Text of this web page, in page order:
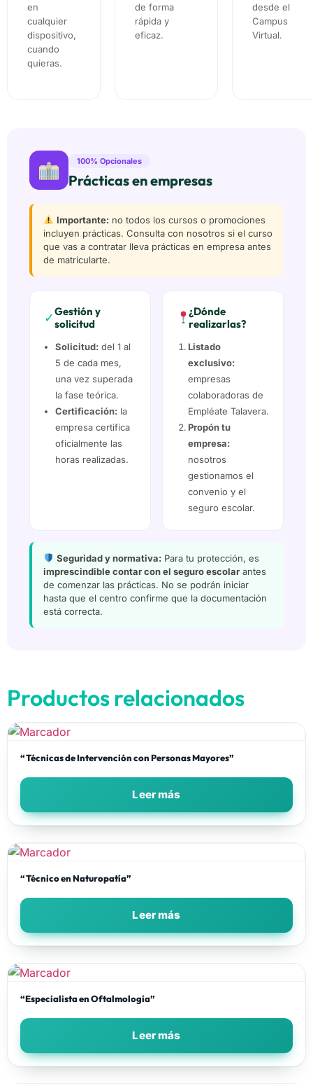
en
cualquier
dispositivo,
cuando
quieras.
de forma
rápida y
eficaz.
desde el
Campus
Virtual.
100% Opcionales
Prácticas en empresas
Importante:no todos los cursos o promociones
incluyen prácticas. Consulta con nosotros si el curso
que vas a contratar lleva prácticas en empresa antes
de matricularte.
✓Gestión y
solicitud
Solicitud: del 1 al
5 de cada mes,
una vez superada
la fase teórica.
Certificación: la
empresa certifica
oficialmente las
horas realizadas.
¿Dónde
realizarlas?
Listado
exclusivo:
empresas
colaboradoras de
Empléate Talavera.
Propón tu
empresa:
nosotros
gestionamos el
convenio y el
seguro escolar.
Seguridad y normativa:Para tu protección, es
imprescindible contar con el seguro escolar antes
de comenzar las prácticas. No se podrán iniciar
hasta que el centro confirme que la documentación
está correcta.
Productos relacionados
“Técnicas de Intervención con Personas Mayores”
Leer más
“Técnico en Naturopatía”
Leer más
“Especialista en Oftalmología”
Leer más